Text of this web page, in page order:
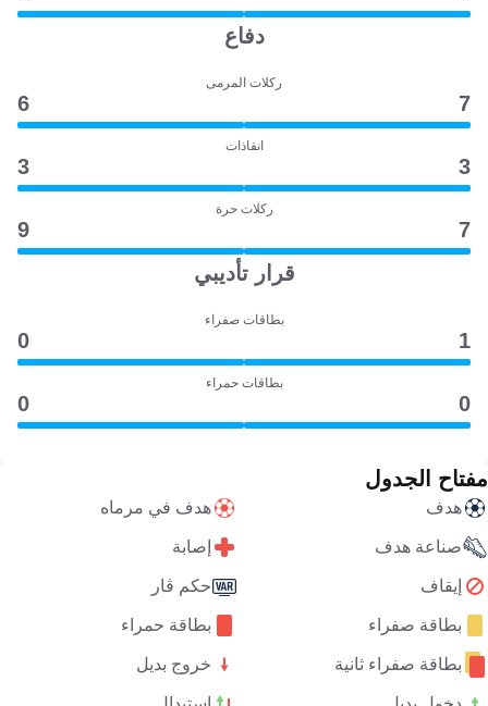
دفاع
ركلات المرمى
7
6
انقاذات
3
3
ركلات حرة
7
9
قرار تأديبي
بطاقات صفراء
1
0
بطاقات حمراء
0
0
مفتاح الجدول
هدف هدف في مرماه
صناعة هدف إصابة
إيقاف حكم ڤار
بطاقة صفراء بطاقة حمراء
بطاقة صفراء ثانية خروج بديل